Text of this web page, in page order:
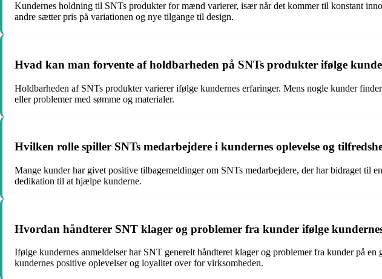
Kundernes holdning til SNTs produkter for mænd varierer, især når det kommer til konstant
andre sætter pris på variationen og nye tilgange til design.
Hvad kan man forvente af holdbarheden på SNTs produkter ifølge
Holdbarheden af SNTs produkter varierer ifølge kundernes erfaringer. Mens nogle kunder
eller problemer med sømme og materialer.
Hvilken rolle spiller SNTs medarbejdere i kundernes oplevelse og
Mange kunder har givet positive tilbagemeldinger om SNTs medarbejdere, der har bidraget
dedikation til at hjælpe kunderne.
Hvordan håndterer SNT klager og problemer fra kunder ifølge
Ifølge kundernes anmeldelser har SNT generelt håndteret klager og problemer fra kunder på
kundernes positive oplevelser og loyalitet over for virksomheden.